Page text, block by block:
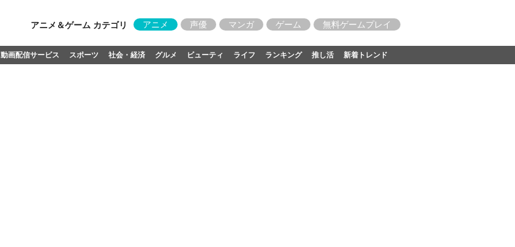
アニメ＆ゲーム カテゴリ アニメ 声優 マンガ ゲーム 無料ゲームプレイ
動画配信サービス スポーツ 社会・経済 グルメ ビューティ ライフ ランキング 推し活 新着トレンド